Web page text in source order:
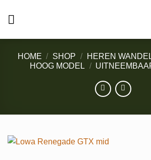
naar
HOME / SHOP / HEREN
HOOG MODEL /